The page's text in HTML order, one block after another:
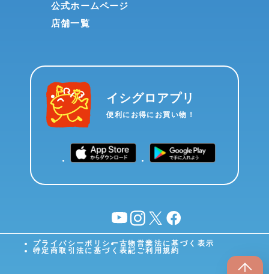
公式ホームページ
店舗一覧
イシグロアプリ
便利にお得にお買い物！
YouTubeinstagram
X facebook
プライバシーポリシー古物営業法に基づく表示
特定商取引法に基づく表記 ご利用規約